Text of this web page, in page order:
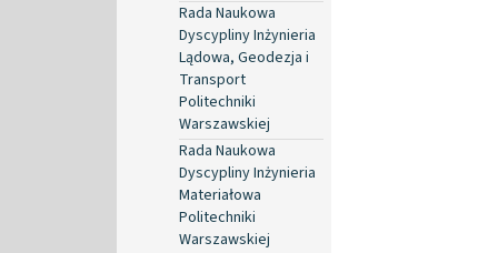
Rada Naukowa
Dyscypliny Inżynieria
Lądowa, Geodezja i
Transport
Politechniki
Warszawskiej
Rada Naukowa
Dyscypliny Inżynieria
Materiałowa
Politechniki
Warszawskiej